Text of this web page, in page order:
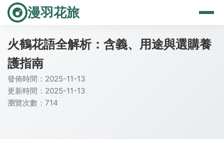
漫羽花旅
火鶴花語全解析：含義、用途與選購養
護指南
發佈時間：2025-11-13
更新時間：2025-11-13
瀏覽次數：714